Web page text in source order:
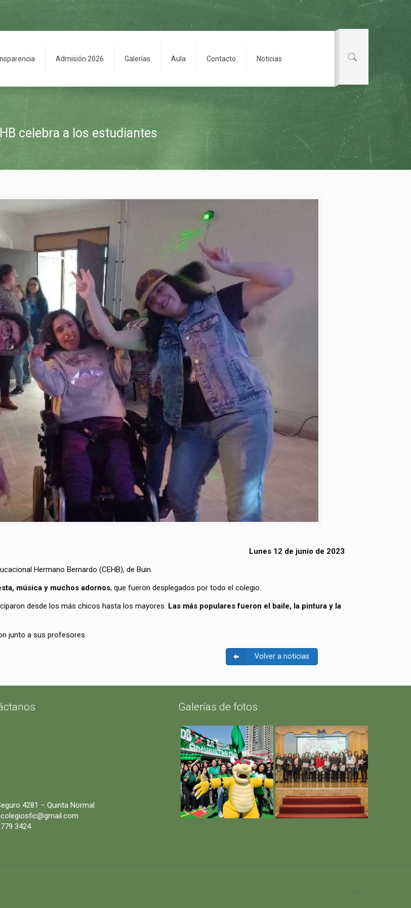
Admisión 2026 Galerías Aula Contacto Noticias
celebra a los estudiantes
Lunes 12 de junio de 2023
Hermano Bernardo (CEHB), de Buin.
música y muchos adornos, que fueron desplegados por todo el colegio.
desde los más chicos hasta los mayores. Las más populares fueron el baile, la pintura y la
junto a sus profesores.
Volver a noticias
4281 – Quinta Normal
3424
Galerías de fotos